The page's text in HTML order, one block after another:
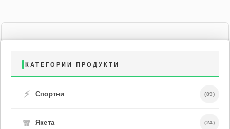
КАТЕГОРИИ ПРОДУКТИ
⚡ Спортни (89)
🧣 Якета (24)